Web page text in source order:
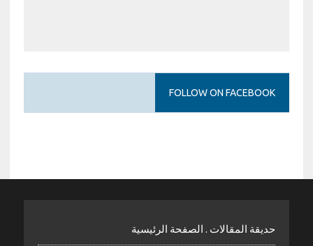
FOLLOW ON FACEBOOK
حديقة المقالات . الصفحة الرئيسية